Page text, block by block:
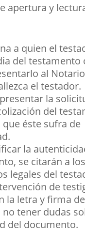
apertura y
a quien el
del testamento
al
el testador.
la
del
éste sufra de
la
se citarán a los
legales del
de
la letra y firma
no tener dudas
del documento.